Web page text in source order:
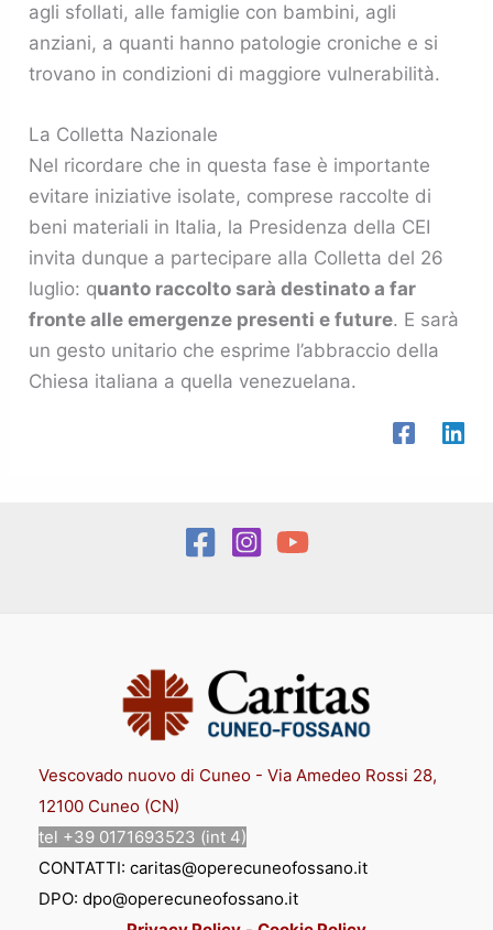
agli sfollati, alle famiglie con bambini, agli
anziani, a quanti hanno patologie croniche e si
trovano in condizioni di maggiore vulnerabilità.
La Colletta Nazionale
Nel ricordare che in questa fase è importante
evitare iniziative isolate, comprese raccolte di
beni materiali in Italia, la Presidenza della CEI
invita dunque a partecipare alla Colletta del 26
luglio: quanto raccolto sarà destinato a far
fronte alle emergenze presenti e future. E sarà
un gesto unitario che esprime l’abbraccio della
Chiesa italiana a quella venezuelana.
Vescovado nuovo di Cuneo - Via Amedeo Rossi 28,
12100 Cuneo (CN)
tel +39 0171693523 (int 4)
CONTATTI: caritas@operecuneofossano.it
DPO: dpo@operecuneofossano.it